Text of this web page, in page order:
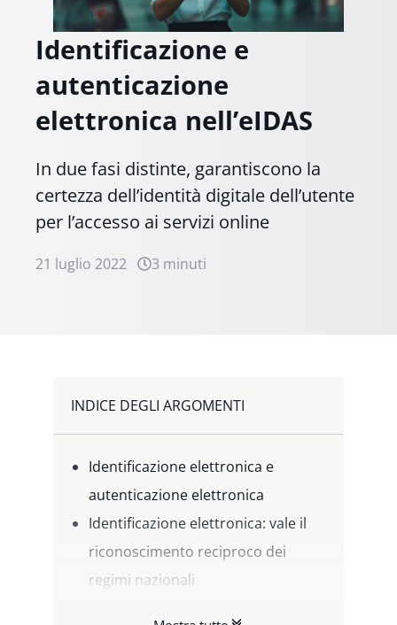
Identificazione e
autenticazione
elettronica nell’eIDAS
In due fasi distinte, garantiscono la
certezza dell’identità digitale dell’utente
per l’accesso ai servizi online
21 luglio 2022 3 minuti
INDICE DEGLI ARGOMENTI
Identificazione elettronica e
autenticazione elettronica
Identificazione elettronica: vale il
riconoscimento reciproco dei
regimi nazionali